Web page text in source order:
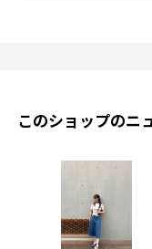
このショップのニ